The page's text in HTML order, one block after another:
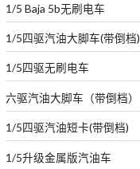
1/5 Baja 5b无刷电车
1/5四驱汽油大脚车(带倒档)
1/5四驱无刷电车
六驱汽油大脚车（带倒档）
1/5四驱汽油短卡(带倒档)
1/5升级金属版汽油车